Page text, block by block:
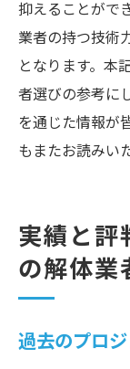
抑えることがで
業者の持つ技術
となります。本
者選びの参考に
を通じた情報が
もまたお読みい
実績と評
の解体業
過去のプロ